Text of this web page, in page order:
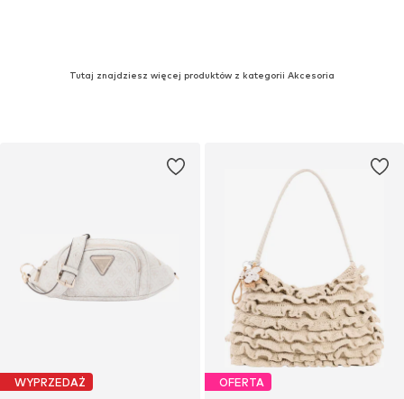
Tutaj znajdziesz więcej produktów z kategorii Akcesoria
WYPRZEDAŻ OFERTA